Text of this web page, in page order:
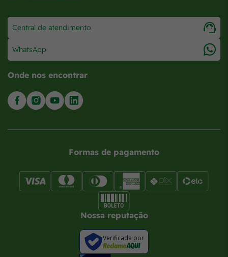
Central de atendimento
WhatsApp
Onde nos encontrar
Formas de pagamento
Nossa reputação
Verificada por